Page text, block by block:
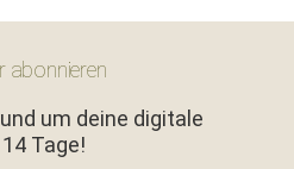
abonnieren
um deine digitale
Tage!